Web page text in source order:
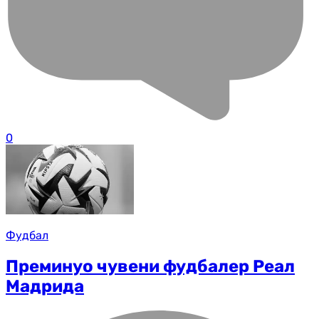
0
Фудбал
Преминуо чувени фудбалер Реал
Мадрида